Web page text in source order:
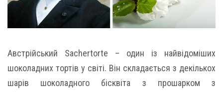
Австрійський Sachertorte – один із найвідоміших
шоколадних тортів у світі. Він складається з декількох
шарів шоколадного бісквіта з прошарком з